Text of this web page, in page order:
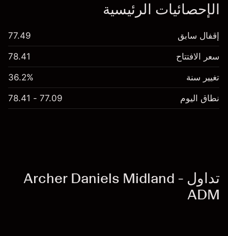
الإحصائيات الرئيسية
إقفال سابق 77.49
سعر الافتتاح 78.41
تغيير سنة 36.2%
نطاق اليوم 77.09 - 78.41
تداول Archer Daniels Midland -
ADM